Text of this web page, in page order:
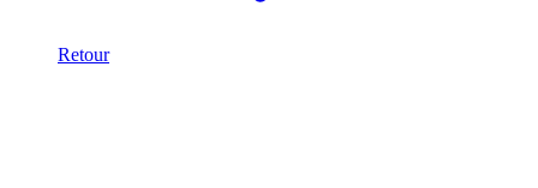
Retour